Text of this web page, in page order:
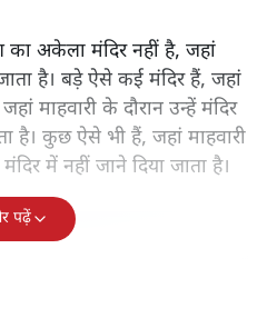
का मंदिर वह अकेला मंदिर
करने दिया जाता है। ऐसे और कई
कोई मिथक है, कोई न कोई कहानी
से रोका गया है। लेकिन क्या
नहीं है जो महिलाओं को कमतर